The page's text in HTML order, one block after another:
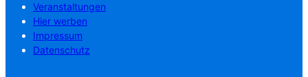
Veranstaltungen
Hier werben
Impressum
Datenschutz